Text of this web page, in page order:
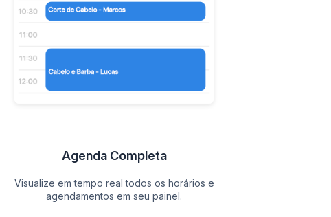
Agenda Completa
Visualize em tempo real todos os horários e
agendamentos em seu painel.